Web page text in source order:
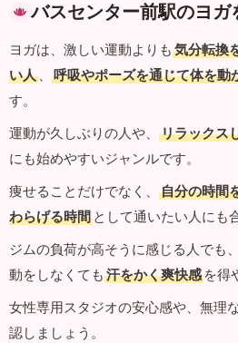
バスセンター前駅のヨガ
ヨガは、激しい運動よりも 気分転換
い人 、 呼吸やポーズを通じて体を動
す。
運動が久しぶりの人や、
リラックス
にも始めやすいジャンルです。
痩せることだけでなく、
自分の時間
わらげる時間 として通いたい人にも
ジムの負荷が高そうに感じる人でも
動をしなくても 汗をかく爽快感 を得
女性専用スタジオの安心感や、無理
認しましょう。